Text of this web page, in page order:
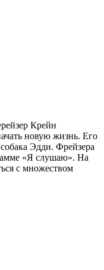
Крейн
новую жизнь. Его
Эдди. Фрейзера
«Я слушаю». На
с множеством